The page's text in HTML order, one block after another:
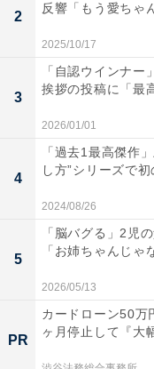
2
反響「もう愛ちゃ
2025/10/17
3
「自認ウインナ
挨拶の投稿に「最
2026/01/01
4
「過去1最高傑作
し方”シリーズで
2024/08/26
5
「脳バグる」2児
「お姉ちゃんじ
2026/05/13
PR
カードローン50万
ヶ月停止して『大